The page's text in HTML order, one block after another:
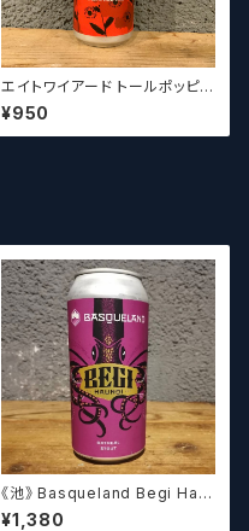
エイトワイアード トールポッピ
ー / 8 Wired Tall Poppy
¥950
《池》 Basqueland Begi Hau
ndi ベヒ アウンディ
¥1,380